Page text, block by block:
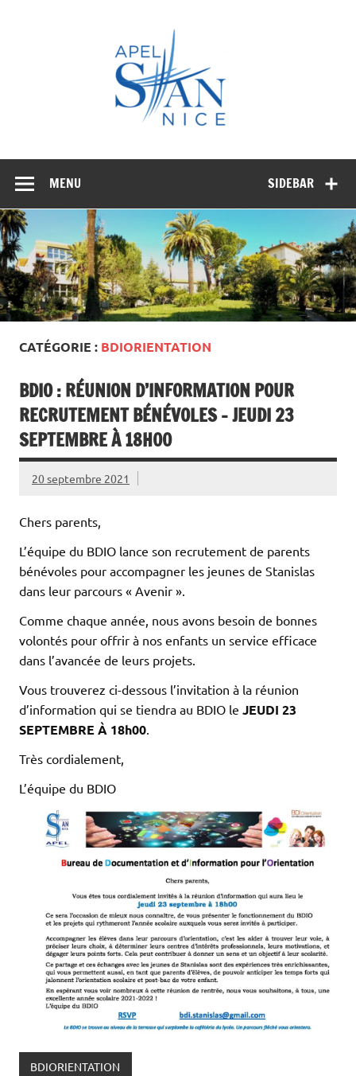
SIDEBAR
MENU
CATÉGORIE : BDIORIENTATION
BDIO : RÉUNION D’INFORMATION POUR
RECRUTEMENT BÉNÉVOLES – JEUDI 23
SEPTEMBRE À 18H00
20 septembre 2021
Chers parents,
L’équipe du BDIO lance son recrutement de parents
bénévoles pour accompagner les jeunes de Stanislas
dans leur parcours « Avenir ».
Comme chaque année, nous avons besoin de bonnes
volontés pour offrir à nos enfants un service efficace
dans l’avancée de leurs projets.
Vous trouverez ci-dessous l’invitation à la réunion
d’information qui se tiendra au BDIO le JEUDI 23
SEPTEMBRE À 18h00.
Très cordialement,
L’équipe du BDIO
BDIORIENTATION